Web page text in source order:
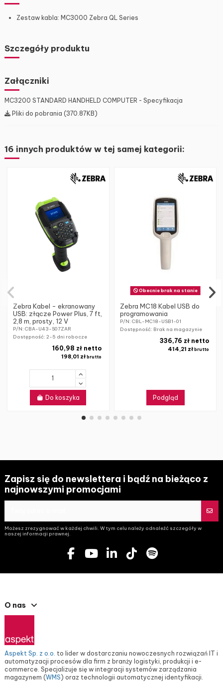
Zestaw kabla: MC3000 Zebra QL Series
Szczegóły produktu
Załączniki
MC3200 STANDARD HANDHELD COMPUTER - Specyfikacja
Pliki do pobrania (370.87KB)
16 innych produktów w tej samej kategorii:
Zebra Kabel - ekranowany
USB: złącze Power Plus, 7 ft,
2,8 m, prosty, 12 V
P/N: CBA-U43-S07ZAR
Dostępność: 2-5 dni robocze
198,01 złbrutto
160,98 zł netto
Do koszyka
Obecnie brak na stanie
Zebra MC18 Kabel USB do
programowania
P/N: CBL-MC18-USB1-01
Dostępność: Brak na magazynie
414,21 zł brutto
336,76 zł netto
Podgląd
Zapisz się do newslettera i bądź na bieżąco z
najnowszymi promocjami
Możesz zrezygnować w każdej chwili. W tym celu należy odnaleźć szczegóły w
naszej informacji prawnej.
O nas
Aspekt Sp. z o.o. to lider w dostarczaniu nowoczesnych rozwiązań IT i
automatyzacji procesów dla firm z branży logistyki, produkcji i e-
commerce. Specjalizuje się w integracji systemów zarządzania
magazynem (WMS) oraz technologii automatycznej identyfikacji.